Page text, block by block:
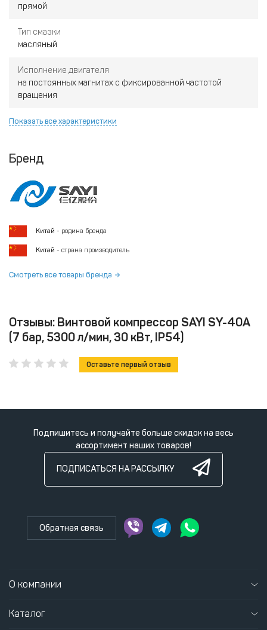
прямой
Тип смазки
масляный
Исполнение двигателя
на постоянных магнитах с фиксированной частотой
вращения
Показать все характеристики
Бренд
Китай - родина бренда
Китай - страна производитель
Смотреть все товары бренда
Отзывы: Винтовой компрессор SAYI SY-40A
(7 бар, 5300 л/мин, 30 кВт, IP54)
Оставьте первый отзыв
Подпишитесь и получайте больше скидок на весь
ассортимент наших товаров!
ПОДПИСАТЬСЯ НА РАССЫЛКУ
Обратная связь
О компании
Каталог